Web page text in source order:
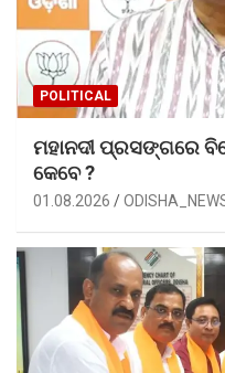
POLITICAL
ମହାନଦୀ ପ୍ରସଙ୍ଗରେ
କେବେ ?
01.08.2026